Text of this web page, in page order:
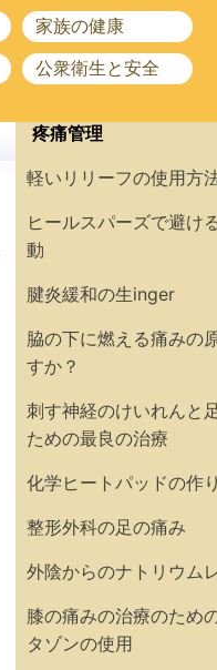
家族の健康
公衆衛生と安全
疼痛管理
軽いリリーフの使用方
ヒールスパーズで避け
動
腱炎緩和の生inger
脇の下に燃える痛みの
すか？
刺す神経のけいれんと
ための最良の治療
化学ヒートパッドの作
整形外科の足の痛み
外陰からのナトリウム
膝の痛みの治療のため
タゾンの使用